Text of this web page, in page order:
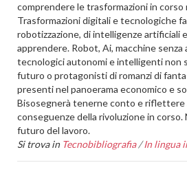
comprendere le trasformazioni in corso
Trasformazioni digitali e tecnologiche
robotizzazione, di intelligenze artificiali
apprendere. Robot, Ai, macchine
tecnologici autonomi e intelligenti non
futuro o protagonisti di romanzi di
presenti nel panoerama economico e
Bisosegnerà tenerne conto e
conseguenze della rivoluzione in
futuro del lavoro.
Si trova in Tecnobibliografia /In lingua